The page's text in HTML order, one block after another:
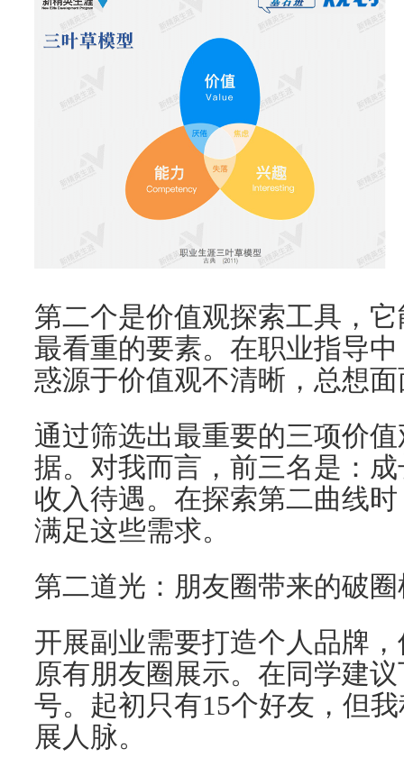
第二个是价值观探索工具，
最看重的要素。在职业指导
惑源于价值观不清晰，总想
通过筛选出最重要的三项价
据。对我而言，前三名是：
收入待遇。在探索第二曲线
满足这些需求。
第二道光：朋友圈带来的破
开展副业需要打造个人品牌
原有朋友圈展示。在同学建
号。起初只有15个好友，但
展人脉。